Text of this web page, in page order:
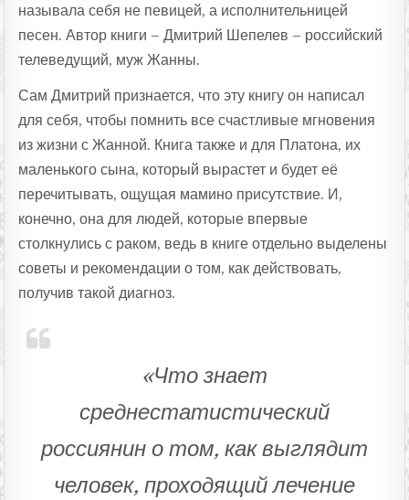
называла себя не певицей, а исполнительницей
песен. Автор книги – Дмитрий Шепелев – российский
телеведущий, муж Жанны.
Сам Дмитрий признается, что эту книгу он написал
для себя, чтобы помнить все счастливые мгновения
из жизни с Жанной. Книга также и для Платона, их
маленького сына, который вырастет и будет её
перечитывать, ощущая мамино присутствие. И,
конечно, она для людей, которые впервые
столкнулись с раком, ведь в книге отдельно выделены
советы и рекомендации о том, как действовать,
получив такой диагноз.
«Что знает
среднестатистический
россиянин о том, как выглядит
человек, проходящий лечение